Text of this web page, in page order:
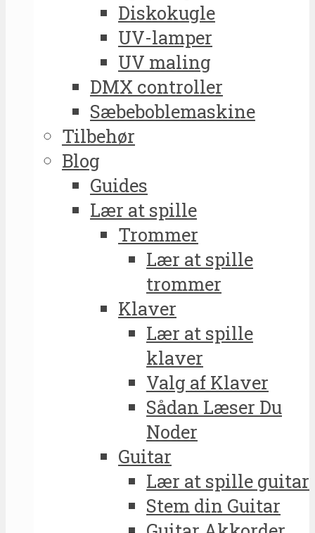
Diskokugle
UV-lamper
UV maling
DMX controller
Sæbeboblemaskine
Tilbehør
Blog
Guides
Lær at spille
Trommer
Lær at spille
trommer
Klaver
Lær at spille
klaver
Valg af Klaver
Sådan Læser Du
Noder
Guitar
Lær at spille guitar
Stem din Guitar